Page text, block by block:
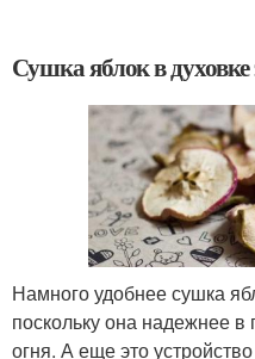
Сушка яблок в
Намного удобнее сушка
поскольку она надежнее
огня. А еще это